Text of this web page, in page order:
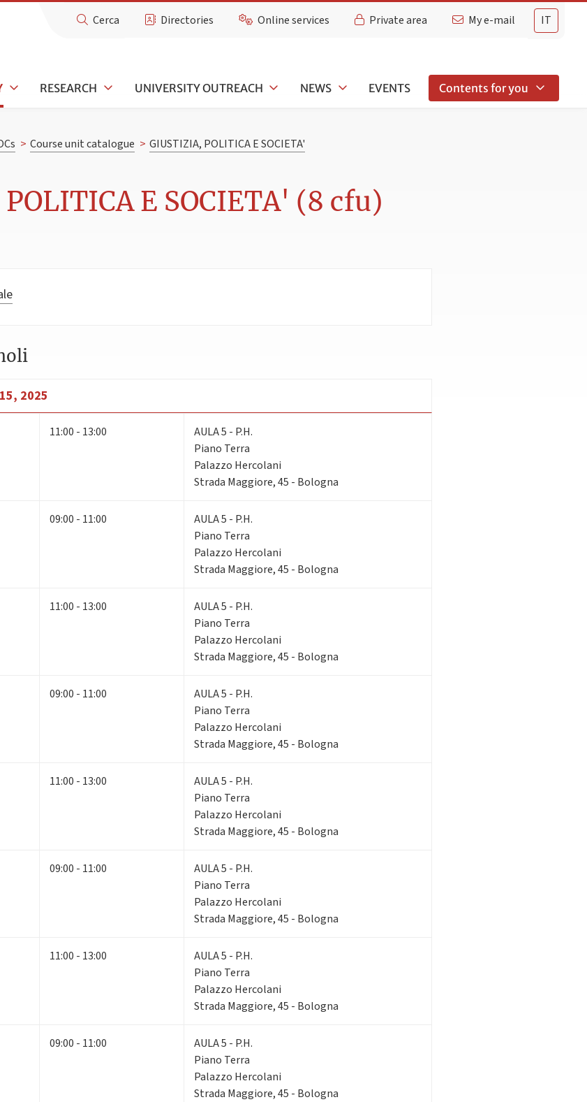
IT
Cerca Directories Online services Private area My e-mail
RESEARCH UNIVERSITY OUTREACH NEWS EVENTS Contents for you
> Course unit catalogue > GIUSTIZIA, POLITICA E SOCIETA'
E SOCIETA' (8 cfu)
2025
11:00 - 13:00
AULA 5 - P.H.
Piano Terra
Palazzo Hercolani
Strada Maggiore, 45 - Bologna
09:00 - 11:00
AULA 5 - P.H.
Piano Terra
Palazzo Hercolani
Strada Maggiore, 45 - Bologna
11:00 - 13:00
AULA 5 - P.H.
Piano Terra
Palazzo Hercolani
Strada Maggiore, 45 - Bologna
09:00 - 11:00
AULA 5 - P.H.
Piano Terra
Palazzo Hercolani
Strada Maggiore, 45 - Bologna
11:00 - 13:00
AULA 5 - P.H.
Piano Terra
Palazzo Hercolani
Strada Maggiore, 45 - Bologna
09:00 - 11:00
AULA 5 - P.H.
Piano Terra
Palazzo Hercolani
Strada Maggiore, 45 - Bologna
11:00 - 13:00
AULA 5 - P.H.
Piano Terra
Palazzo Hercolani
Strada Maggiore, 45 - Bologna
09:00 - 11:00
AULA 5 - P.H.
Piano Terra
Palazzo Hercolani
Strada Maggiore, 45 - Bologna